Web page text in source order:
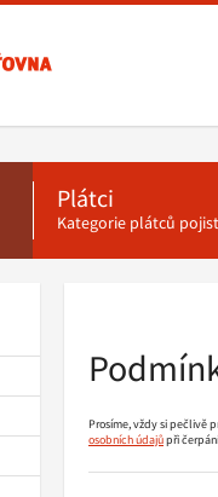
Plátci
Kategorie plátců
Prosíme, vždy si pečlivě
osobních údajůpři